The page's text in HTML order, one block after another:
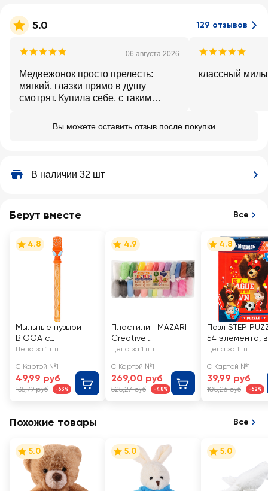
5.0 129 отзывов
06 августа 2026
Медвежонок просто прелесть:
мягкий, глазки прямо в душу
смотрят. Купила себе, с таким
классный
Вы можете оставить отзыв после покупки
В наличии 32 шт
Берут вместе Все
4.8
Мыльные пузыри
BIGGA c
фигурками, 110мл,
Цена за 1 шт
С Картой №1
49,99 руб
135,79 руб -63%
4.9
Пластилин MAZARI
Creative
суперлегкий, 24
24
Цена за 1 шт
С Картой №1
269,00 руб
525,27 руб -48%
4.8
Пазл STEP
54 элемента, в
ассортименте
Цена за 1 шт
С Картой №1
39,99 руб
105,26 руб -62%
Похожие товары Все
5.0 5.0 5.0